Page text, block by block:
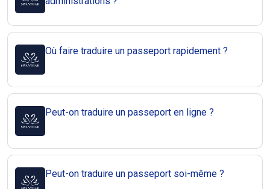
Où faire traduire un passeport rapidement ?
Peut-on traduire un passeport en ligne ?
Peut-on traduire un passeport soi-même ?